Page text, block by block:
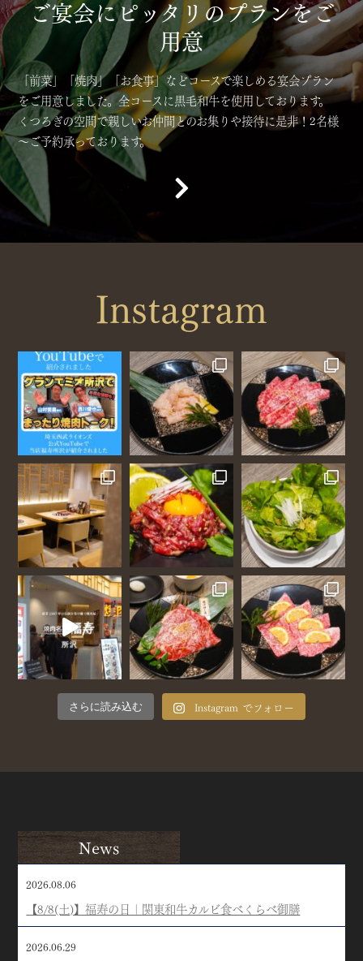
ご宴会にピッタリのプランをご
用意
「前菜」「焼肉」「お食事」などコースで楽しめる宴会プラン
をご用意しました。全コースに黒毛和牛を使用しております。
くつろぎの空間で親しいお仲間とのお集りや接待に是非！2名様
～ご予約承っております。
Instagram
さらに読み込む Instagram でフォロー
News
2026.08.06
【8/8(土)】福寿の日｜関東和牛カルビ食べくらべ御膳
2026.06.29